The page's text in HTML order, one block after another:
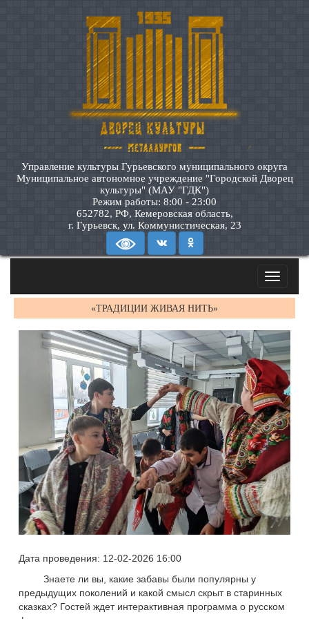
Управление культуры Гурьевского муниципального округа
Муниципальное автономное учреждение "Городской Дворец
культуры" (МАУ "ГДК")
Режим работы: 8:00 - 23:00
652782, РФ, Кемеровская область,
г. Гурьевск, ул. Коммунистическая, 23
Toggle
«ТРАДИЦИИ ЖИВАЯ НИТЬ»
Дата проведения: 12-02-2026 16:00
Знаете ли вы, какие забавы были популярны у
предыдущих поколений и какой смысл скрыт в старинных
сказках? Гостей ждет интерактивная программа о русском